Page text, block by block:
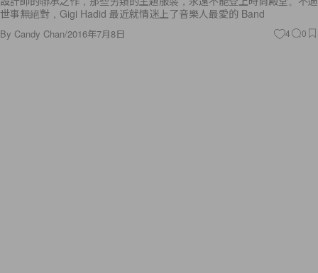
世事無絕對，Gigi Hadid 最近就情迷上了音樂人最愛的 Band
By Candy Chan/2016年7月8日 4 0